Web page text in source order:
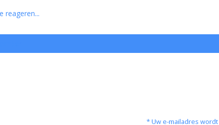
reageren...
* Uw e-mailadres